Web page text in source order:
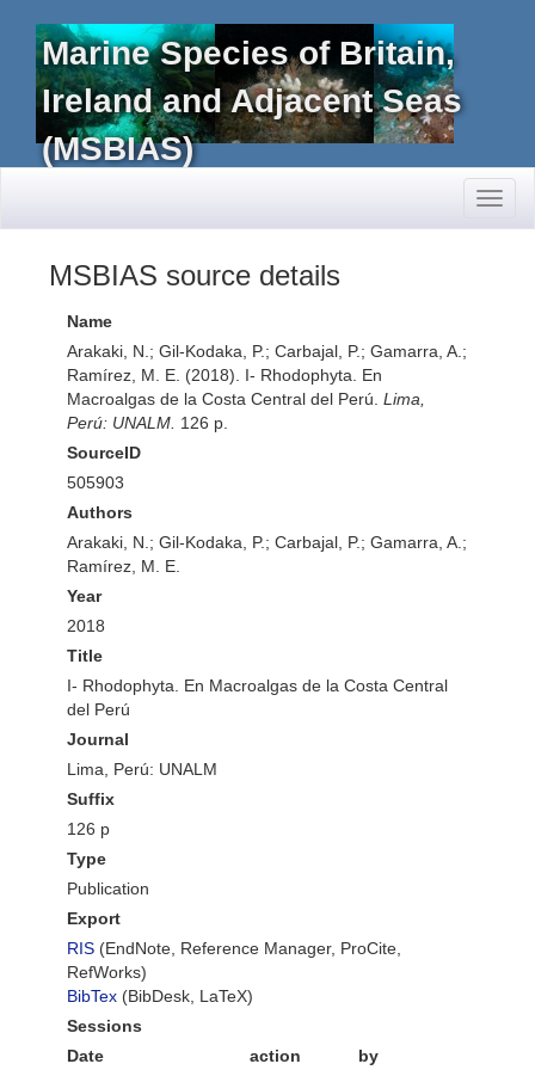
Marine Species of Britain,
Ireland and Adjacent Seas
(MSBIAS)
MSBIAS source details
Name
Arakaki, N.; Gil-Kodaka, P.; Carbajal, P.; Gamarra, A.;
Ramírez, M. E. (2018). I- Rhodophyta. En
Macroalgas de la Costa Central del Perú. Lima,
Perú: UNALM. 126 p.
SourceID
505903
Authors
Arakaki, N.; Gil-Kodaka, P.; Carbajal, P.; Gamarra, A.;
Ramírez, M. E.
Year
2018
Title
I- Rhodophyta. En Macroalgas de la Costa Central
del Perú
Journal
Lima, Perú: UNALM
Suffix
126 p
Type
Publication
Export
RIS (EndNote, Reference Manager, ProCite,
RefWorks)
BibTex (BibDesk, LaTeX)
Sessions
Date
action by